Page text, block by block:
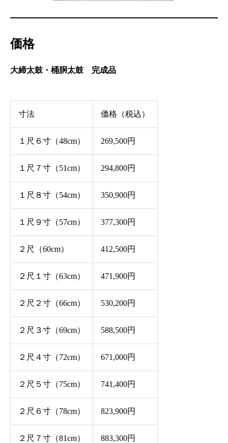
価格
大締太鼓・桶胴太鼓 完成品
寸法 価格（税込）
１尺６寸（48cm） 269,500円
１尺７寸（51cm） 294,800円
１尺８寸（54cm） 350,900円
１尺９寸（57cm） 377,300円
２尺（60cm） 412,500円
２尺１寸（63cm） 471,900円
２尺２寸（66cm） 530,200円
２尺３寸（69cm） 588,500円
２尺４寸（72cm） 671,000円
２尺５寸（75cm） 741,400円
２尺６寸（78cm） 823,900円
２尺７寸（81cm） 883,300円